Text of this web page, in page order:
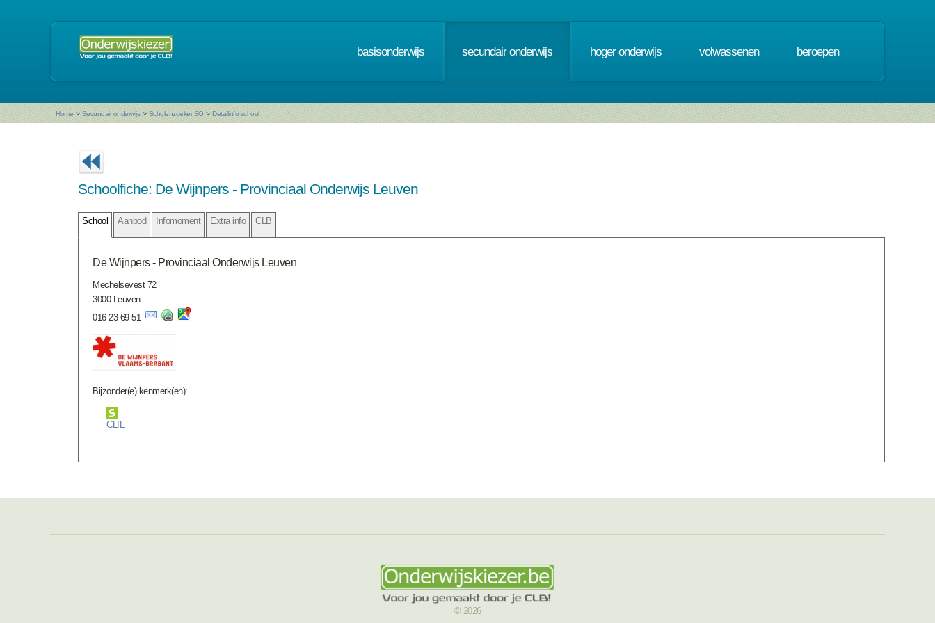
basisonderwijs secundair onderwijs hoger onderwijs volwassenen beroepen
Home > Secundair onderwijs > Scholenzoeker SO > Detailinfo school
Schoolfiche: De Wijnpers - Provinciaal Onderwijs Leuven
School Aanbod Infomoment Extra info CLB
De Wijnpers - Provinciaal Onderwijs Leuven
Mechelsevest 72
3000 Leuven
016 23 69 51
Bijzonder(e) kenmerk(en):
CLIL
© 2026